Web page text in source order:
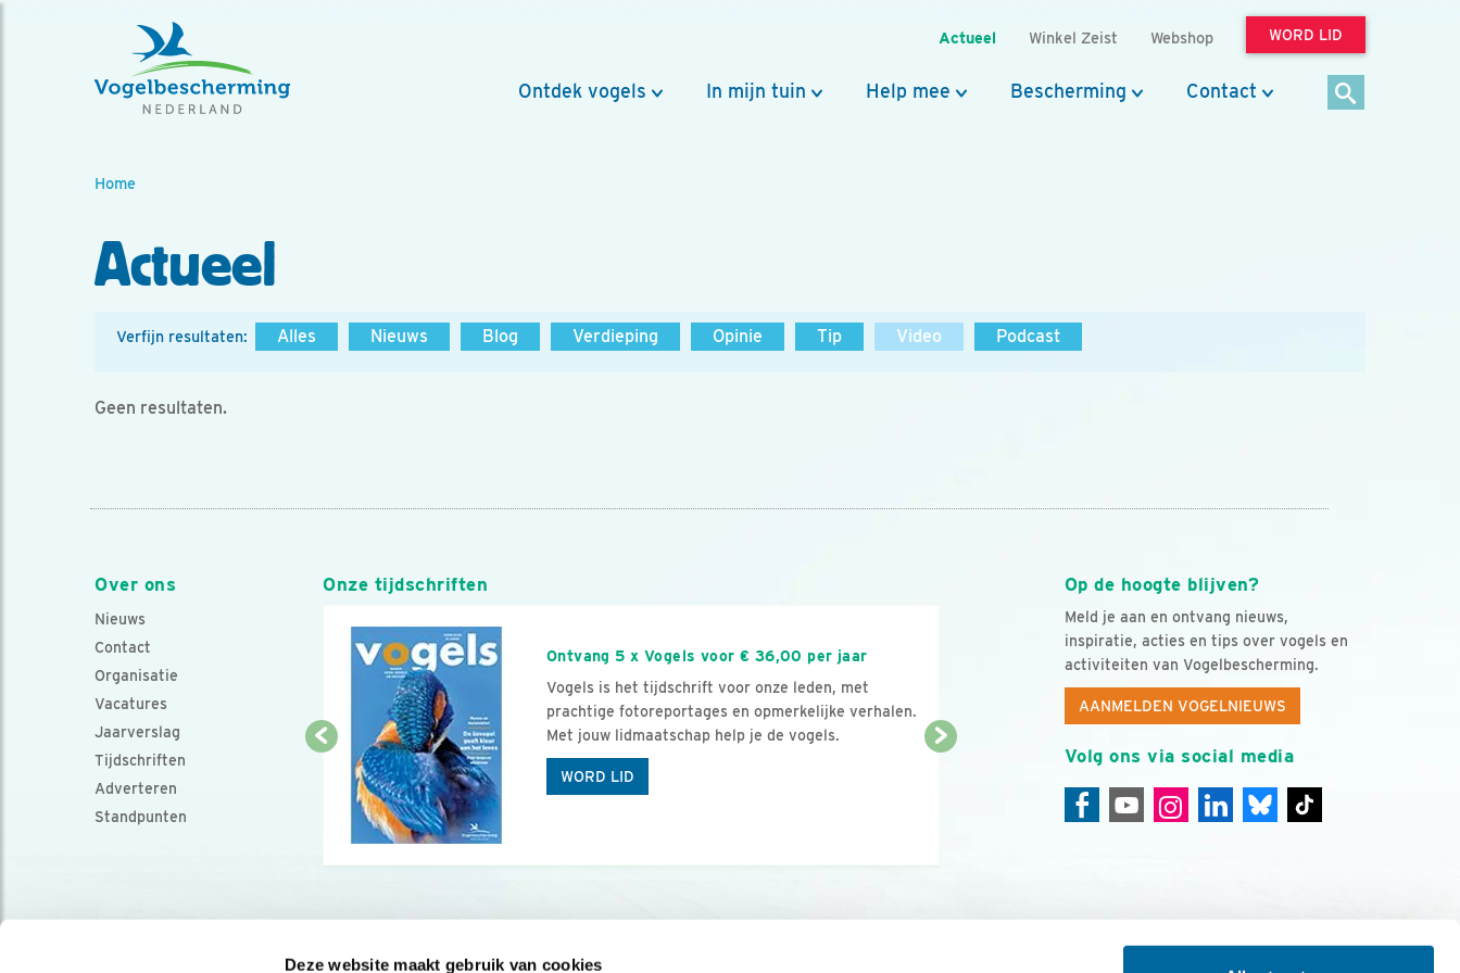
Deze website maakt gebruik van cookies
Actueel Winkel Zeist Webshop WORD LID
Ontdek vogels In mijn tuin Help mee Bescherming Contact
Home
Actueel
Verfijn resultaten: Alles Nieuws Blog Verdieping Opinie Tip Video Podcast
Geen resultaten.
Over ons
Nieuws
Contact
Organisatie
Vacatures
Jaarverslag
Tijdschriften
Adverteren
Standpunten
Op de hoogte blijven?
Meld je aan en ontvang nieuws,
inspiratie, acties en tips over vogels en
activiteiten van Vogelbescherming.
AANMELDEN VOGELNIEUWS
Volg ons via social media
Onze tijdschriften
Ontvang 5 x Vogels voor € 36,00 per jaar
Vogels is het tijdschrift voor onze leden, met
prachtige fotoreportages en opmerkelijke verhalen.
Met jouw lidmaatschap help je de vogels.
WORD LID